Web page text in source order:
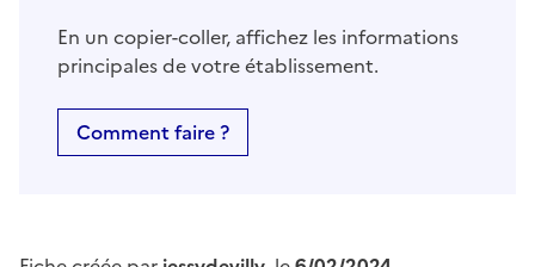
En un copier-coller, affichez les informations
principales de votre établissement.
Comment faire ?